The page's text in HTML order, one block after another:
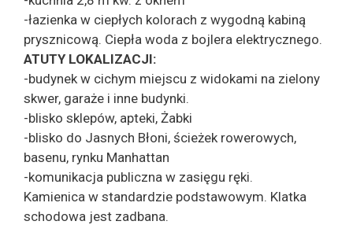
-łazienka w ciepłych kolorach z wygodną kabiną
prysznicową. Ciepła woda z bojlera elektrycznego.
ATUTY LOKALIZACJI:
-budynek w cichym miejscu z widokami na zielony
skwer, garaże i inne budynki.
-blisko sklepów, apteki, Żabki
-blisko do Jasnych Błoni, ścieżek rowerowych,
basenu, rynku Manhattan
-komunikacja publiczna w zasięgu ręki.
Kamienica w standardzie podstawowym. Klatka
schodowa jest zadbana.